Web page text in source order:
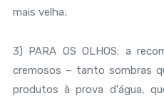
mais velha;
3) PARA OS OLHOS: a
cremosos – tanto sombras
produtos à prova d'água,